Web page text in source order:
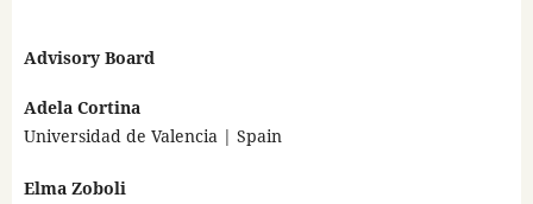
Advisory Board
Adela Cortina
Universidad de Valencia | Spain
Elma Zoboli